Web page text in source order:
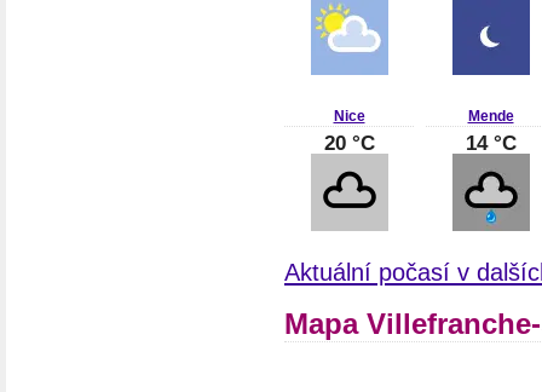
Nice
20 °C
Mende
14 °C
Aktuální počasí v
Mapa